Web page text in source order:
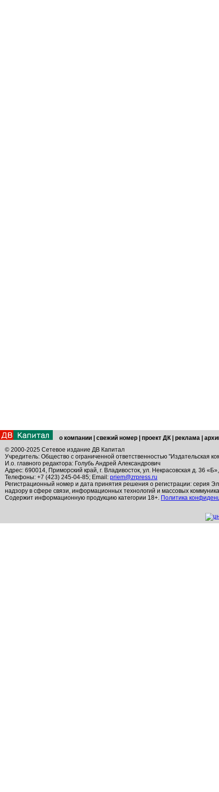
о компании свежий номер проект ДК реклама
© 2000-2025 Сетевое издание ДВ Капитал
Учредитель: Общество с ограниченной ответственностью "Издательская
И.о. главного редактора: Голубь Андрей Александрович
Адрес: 690014, Приморский край, г. Владивосток, ул. Некрасовская д. 36
Телефоны: +7 (423) 245-04-85; Email: priem@zrpress.ru
Регистрационный номер и дата принятия решения о регистрации: серия
надзору в сфере связи, информационных технологий и массовых
Содержит информационную продукцию категории 18+. Политика